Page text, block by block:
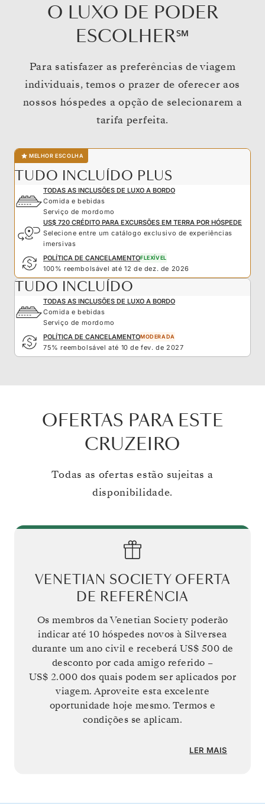
O LUXO DE PODER
ESCOLHER℠
Para satisfazer as preferências de viagem
individuais, temos o prazer de oferecer aos
nossos hóspedes a opção de selecionarem a
tarifa perfeita.
MELHOR ESCOLHA
TUDO INCLUÍDO PLUS
TODAS AS INCLUSÕES DE LUXO A BORDO
Comida e bebidas
Serviço de mordomo
US$ 720 CRÉDITO PARA EXCURSÕES EM TERRA POR HÓSPEDE
Selecione entre um catálogo exclusivo de experiências
imersivas
POLÍTICA DE CANCELAMENTOFLEXÍVEL
100% reembolsável até 12 de dez. de 2026
TUDO INCLUÍDO
TODAS AS INCLUSÕES DE LUXO A BORDO
Comida e bebidas
Serviço de mordomo
POLÍTICA DE CANCELAMENTOMODERADA
75% reembolsável até 10 de fev. de 2027
OFERTAS PARA ESTE
CRUZEIRO
Todas as ofertas estão sujeitas a
disponibilidade.
VENETIAN SOCIETY OFERTA
DE REFERÊNCIA
Os membros da Venetian Society poderão
indicar até 10 hóspedes novos à Silversea
durante um ano civil e receberá US$ 500 de
desconto por cada amigo referido –
US$ 2.000 dos quais podem ser aplicados por
viagem. Aproveite esta excelente
oportunidade hoje mesmo. Termos e
condições se aplicam.
LER MAIS